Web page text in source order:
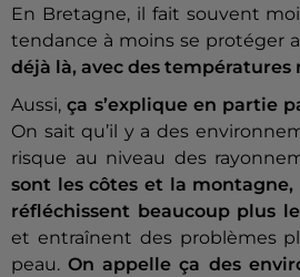
En Bretagne, il fait souvent
tendance à moins se protéger
déjà là, avec des
Aussi,ça s’explique en partie
On sait qu’il y a des
risque au niveau des
sont les côtes et la montagne,
réfléchissent beaucoup plus
et entraînent des problèmes
peau.On appelle ça des